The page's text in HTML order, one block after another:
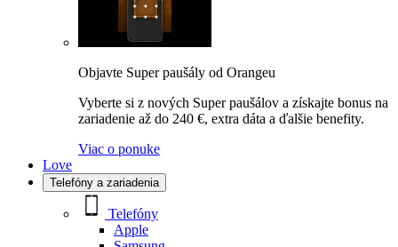
Objavte Super paušály od Orangeu
Vyberte si z nových Super paušálov a získajte bonus na
zariadenie až do 240 €, extra dáta a ďalšie benefity.
Viac o ponuke
Love
Telefóny a zariadenia
Telefóny
Apple